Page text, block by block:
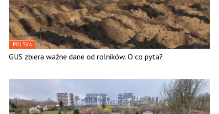
POLSKA
GUS zbiera ważne dane od rolników. O co pyta?